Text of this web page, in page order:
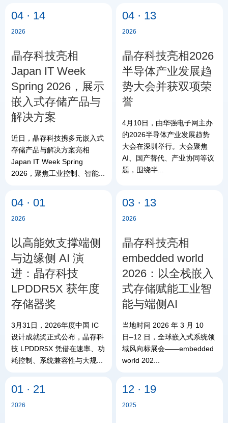
04 · 14
2026
晶存科技亮相
Japan IT Week
Spring 2026，展示
嵌入式存储产品与
解决方案
近日，晶存科技携多元嵌入式
存储产品与解决方案亮相
Japan IT Week Spring
2026，聚焦工业控制、智能...
04 · 13
2026
晶存科技亮相2026
半导体产业发展趋
势大会并获双项荣
誉
4月10日，由华强电子网主办
的2026半导体产业发展趋势
大会在深圳举行。大会聚焦
AI、国产替代、产业协同等议
题，围绕半...
04 · 01
2026
以高能效支撑端侧
与边缘侧 AI 演
进：晶存科技
LPDDR5X 获年度
存储器奖
3月31日，2026年度中国 IC
设计成就奖正式公布，晶存科
技 LPDDR5X 凭借在速率、功
耗控制、系统兼容性与大规...
03 · 13
2026
晶存科技亮相
embedded world
2026：以全栈嵌入
式存储赋能工业智
能与端侧AI
当地时间 2026 年 3 月 10
日–12 日，全球嵌入式系统领
域风向标展会——embedded
world 202...
01 · 21
2026
12 · 19
2025